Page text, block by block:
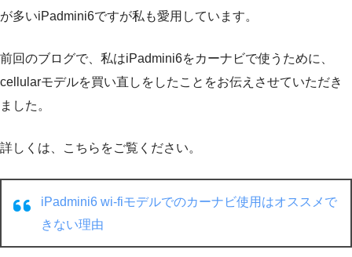
が多いiPadmini6ですが私も愛用しています。
前回のブログで、私はiPadmini6をカーナビで使うために、
cellularモデルを買い直しをしたことをお伝えさせていただき
ました。
詳しくは、こちらをご覧ください。
iPadmini6 wi-fiモデルでのカーナビ使用はオススメで
きない理由